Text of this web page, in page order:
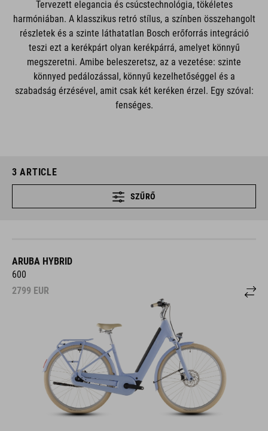
Tervezett elegancia és csúcstechnológia, tökéletes
harmóniában. A klasszikus retró stílus, a színben összehangolt
részletek és a szinte láthatatlan Bosch erőforrás integráció
teszi ezt a kerékpárt olyan kerékpárrá, amelyet könnyű
megszeretni. Amibe beleszeretsz, az a vezetése: szinte
könnyed pedálozással, könnyű kezelhetőséggel és a
szabadság érzésével, amit csak két keréken érzel. Egy szóval:
fenséges.
3 ARTICLE
SZŰRŐ
ARUBA HYBRID
600
2799 EUR